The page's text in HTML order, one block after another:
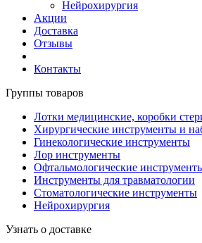
Нейрохирургия
Акции
Доставка
Отзывы
Контакты
Группы товаров
Лотки медицинские, коробки
Хирургические инструменты и
Гинекологические инструменты
Лор инструменты
Офтальмологические
Инструменты для травматологии
Стоматологические инструменты
Нейрохирургия
Узнать о доставке